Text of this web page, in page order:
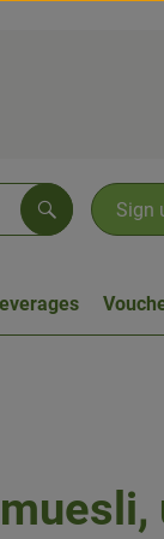
Sign
Search